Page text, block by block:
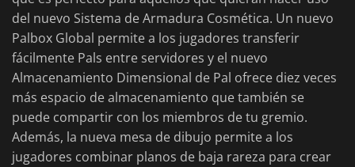
del nuevo Sistema de Armadura Cosmética. Un nuevo
Palbox Global permite a los jugadores transferir
fácilmente Pals entre servidores y el nuevo
Almacenamiento Dimensional de Pal ofrece diez veces
más espacio de almacenamiento que también se
puede compartir con los miembros de tu gremio.
Además, la nueva mesa de dibujo permite a los
jugadores combinar planos de baja rareza para crear